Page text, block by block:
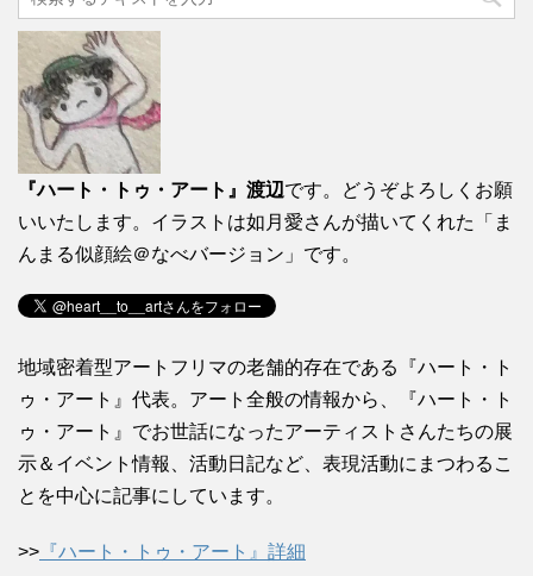
『ハート・トゥ・アート』渡辺です。どうぞよろしくお願
いいたします。イラストは如月愛さんが描いてくれた「ま
んまる似顔絵＠なべバージョン」です。
地域密着型アートフリマの老舗的存在である『ハート・ト
ゥ・アート』代表。アート全般の情報から、『ハート・ト
ゥ・アート』でお世話になったアーティストさんたちの展
示＆イベント情報、活動日記など、表現活動にまつわるこ
とを中心に記事にしています。
>> 『ハート・トゥ・アート』詳細